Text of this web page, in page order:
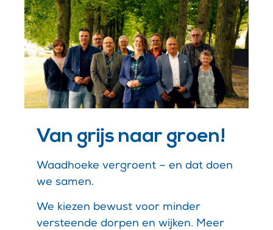
Van grijs naar groen!
Waadhoeke vergroent – en dat doen
we samen.
We kiezen bewust voor minder
versteende dorpen en wijken. Meer